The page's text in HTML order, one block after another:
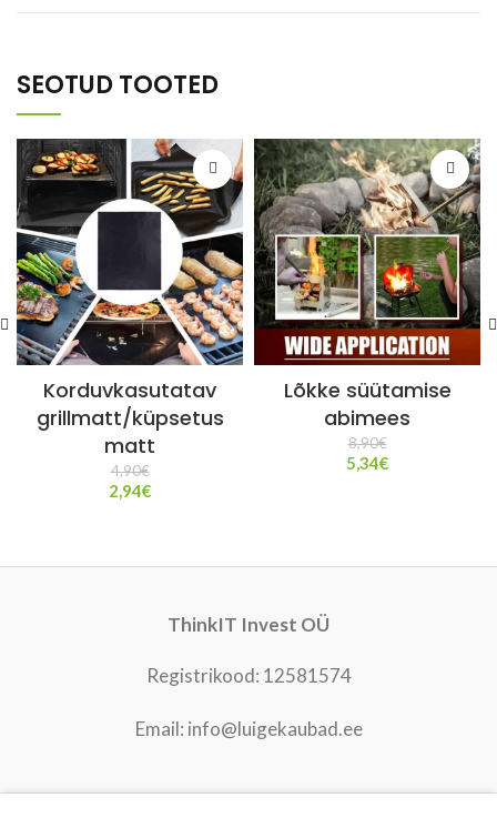
SEOTUD TOOTED
Korduvkasutatav
grillmatt/küpsetus
ma​tt
4,90€
2,94€
Lõkke süütamise
abimees
8,90€
5,34€
ThinkIT Invest OÜ
Registrikood: 12581574
Email: info@luigekaubad.ee